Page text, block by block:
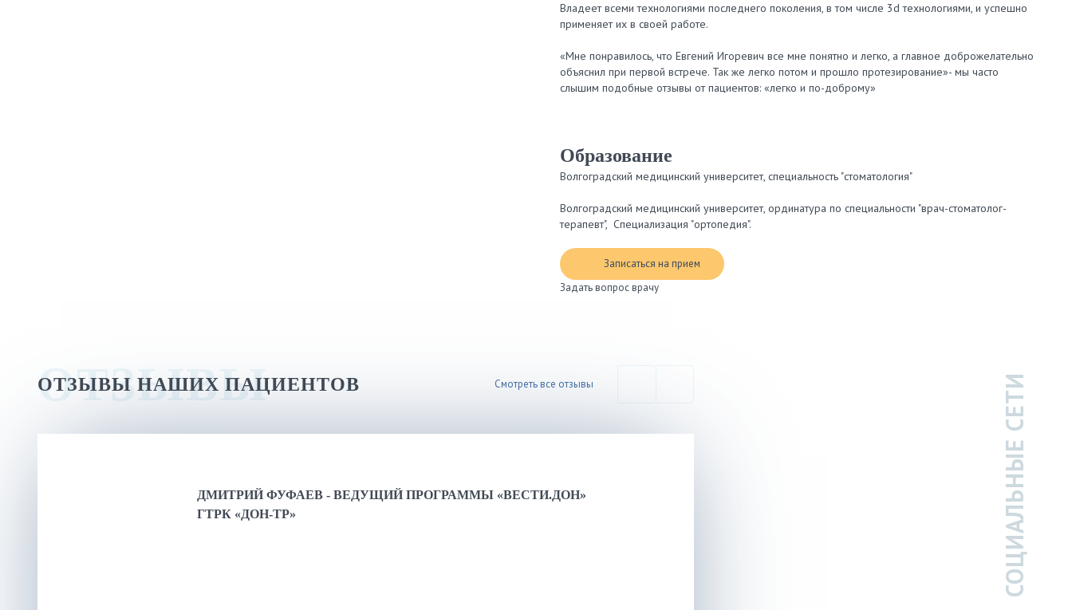
Владеет всеми технологиями последнего поколения, в том числе 3d технологиями, и успешно
применяет их в своей работе.
«Мне понравилось, что Евгений Игоревич все мне понятно и легко, а главное доброжелательно
объяснил при первой встрече. Так же легко потом и прошло протезирование»- мы часто
слышим подобные отзывы от пациентов: «легко и по-доброму»
Образование
Волгоградский медицинский университет, специальность "стоматология"
Волгоградский медицинский университет, ординатура по специальности "врач-стоматолог-
терапевт", Специализация "ортопедия".
Записаться на прием
Задать вопрос врачу
ОТЗЫВЫ
ОТЗЫВЫ НАШИХ ПАЦИЕНТОВ Смотреть все отзывы
ДМИТРИЙ ФУФАЕВ - ВЕДУЩИЙ ПРОГРАММЫ «ВЕСТИ.ДОН»
ГТРК «ДОН-ТР»
Хочу поделиться впечатлениями о враче стоматологе
Обратилась к ней по поводу протезирования Зубов.
качественно. Также хочу отметить не только
доброту, отзывчивость, вежливость и теплоту.СОЦИАЛЬНЫЕ СЕТИ